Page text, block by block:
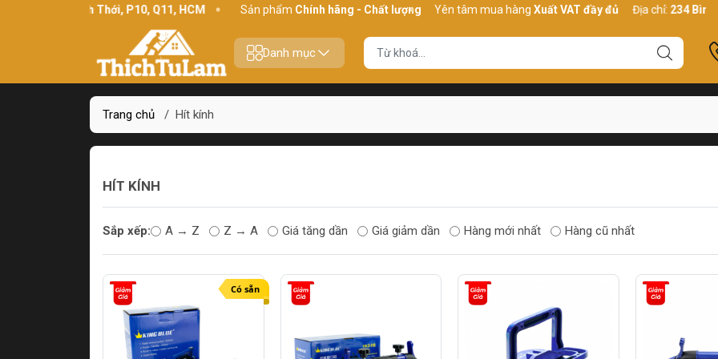
234 Bình Thới, P10, Q11, HCM Sản phẩmChính hãng - Chất lượng Yên tâm mua hàngXuất VAT đầy đủ Địa chỉ:234 Bình
Danh mục
Trang chủ / Hít kính
HÍT KÍNH
Sắp xếp: A → Z Z → A Giá tăng dần Giá giảm dần Hàng mới nhất Hàng cũ nhất
Có sẵn